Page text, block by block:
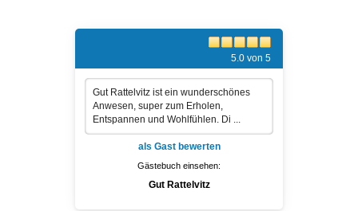
5.0 von 5
Gut Rattelvitz ist ein wunderschönes
Anwesen, super zum Erholen,
Entspannen und Wohlfühlen. Di ...
als Gast bewerten
Gästebuch einsehen:
Gut Rattelvitz